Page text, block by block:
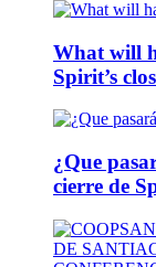
What will
Spirit’s
¿Que
cierre de